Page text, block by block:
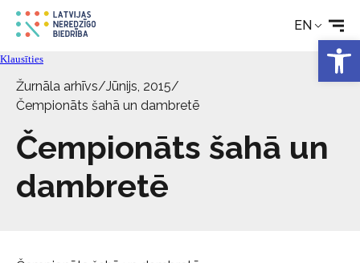
EN
Technical aids
News
Services
About the Society
Klausīties
Žurnāla arhīvs/Jūnijs, 2015/
Čempionāts šahā un dambretē
Čempionāts šahā un
dambretē